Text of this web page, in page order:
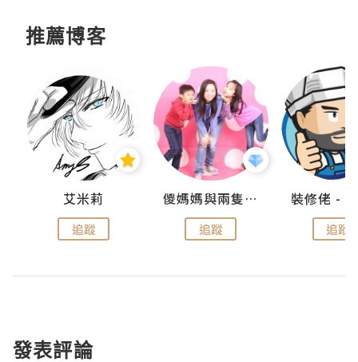
推薦博客
艾米莉
追蹤
儍媽媽與兩隻小魔怪之家
追蹤 追蹤
發表評論